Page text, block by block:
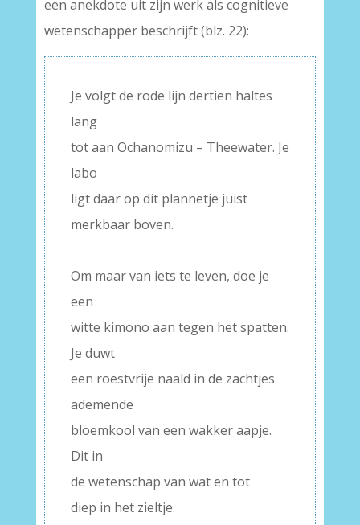
een anekdote uit zijn werk als cognitieve
wetenschapper beschrijft (blz. 22):
Je volgt de rode lijn dertien haltes
lang
tot aan Ochanomizu – Theewater. Je
labo
ligt daar op dit plannetje juist
merkbaar boven.
Om maar van iets te leven, doe je
een
witte kimono aan tegen het spatten.
Je duwt
een roestvrije naald in de zachtjes
ademende
bloemkool van een wakker aapje.
Dit in
de wetenschap van wat en tot
diep in het zieltje.